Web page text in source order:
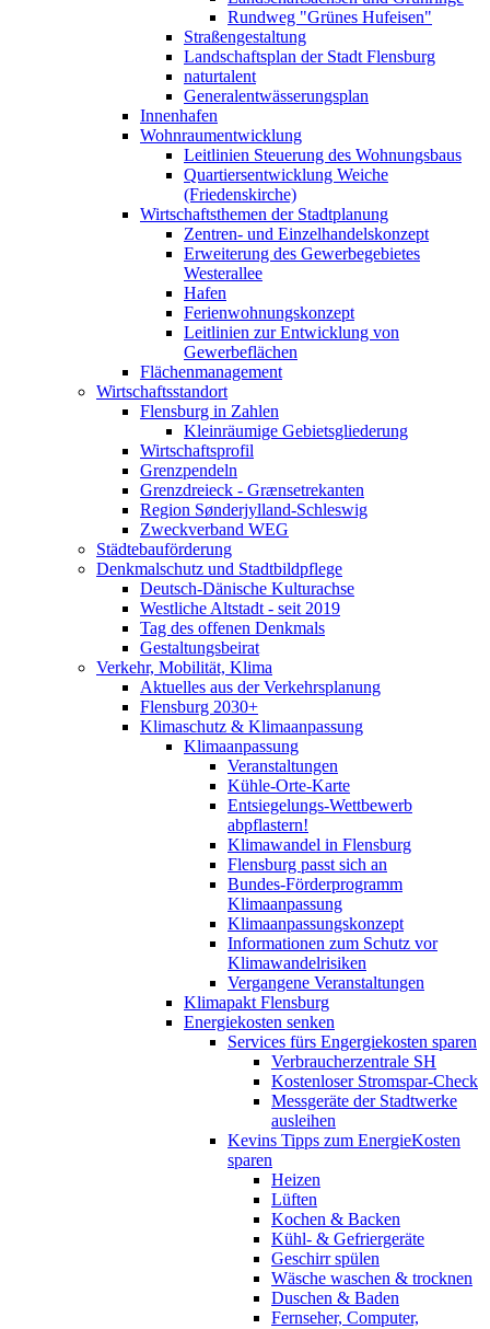
Rundweg "Grünes Hufeisen"
Straßengestaltung
Landschaftsplan der Stadt Flensburg
naturtalent
Generalentwässerungsplan
Innenhafen
Wohnraumentwicklung
Leitlinien Steuerung des Wohnungsbaus
Quartiersentwicklung Weiche
(Friedenskirche)
Wirtschaftsthemen der Stadtplanung
Zentren- und Einzelhandelskonzept
Erweiterung des Gewerbegebietes
Westerallee
Hafen
Ferienwohnungskonzept
Leitlinien zur Entwicklung von
Gewerbeflächen
Flächenmanagement
Wirtschaftsstandort
Flensburg in Zahlen
Kleinräumige Gebietsgliederung
Wirtschaftsprofil
Grenzpendeln
Grenzdreieck - Grænsetrekanten
Region Sønderjylland-Schleswig
Zweckverband WEG
Städtebauförderung
Denkmalschutz und Stadtbildpflege
Deutsch-Dänische Kulturachse
Westliche Altstadt - seit 2019
Tag des offenen Denkmals
Gestaltungsbeirat
Verkehr, Mobilität, Klima
Aktuelles aus der Verkehrsplanung
Flensburg 2030+
Klimaschutz & Klimaanpassung
Klimaanpassung
Veranstaltungen
Kühle-Orte-Karte
Entsiegelungs-Wettbewerb
abpflastern!
Klimawandel in Flensburg
Flensburg passt sich an
Bundes-Förderprogramm
Klimaanpassung
Klimaanpassungskonzept
Informationen zum Schutz vor
Klimawandelrisiken
Vergangene Veranstaltungen
Klimapakt Flensburg
Energiekosten senken
Services fürs Engergiekosten sparen
Verbraucherzentrale SH
Kostenloser Stromspar-Check
Messgeräte der Stadtwerke
ausleihen
Kevins Tipps zum EnergieKosten
sparen
Heizen
Lüften
Kochen & Backen
Kühl- & Gefriergeräte
Geschirr spülen
Wäsche waschen & trocknen
Duschen & Baden
Fernseher, Computer,